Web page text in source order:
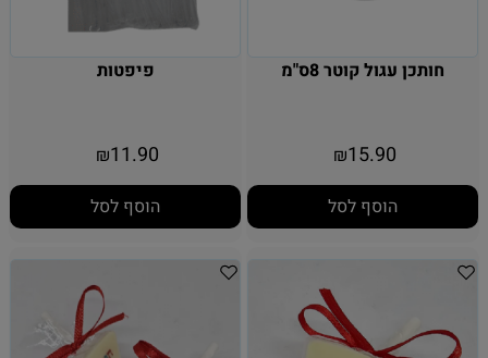
חותכן עגול קוטר 8ס"מ
₪15.90
הוסף לסל
פיפטות
₪11.90
הוסף לסל